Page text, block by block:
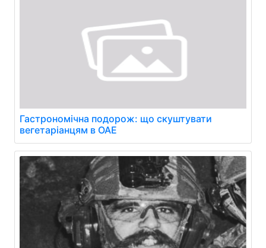
Гастрономічна подорож: що скуштувати
вегетаріанцям в ОАЕ